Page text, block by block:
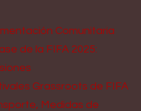
Comunitaria
de la FIFA 2025:
Grassroots de FIFA
Medidas de